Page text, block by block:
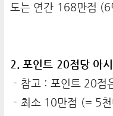
도는 연간 168만점 (6
2. 포인트 20점당 아
- 참고 : 포인트 20점
- 최소 10만점 (= 5